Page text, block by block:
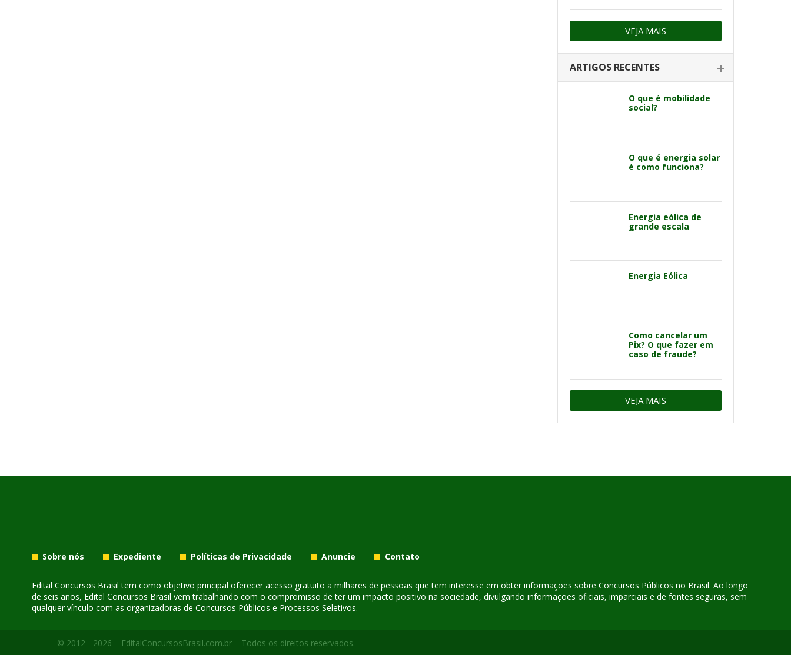
VEJA MAIS
ARTIGOS RECENTES
O que é mobilidade
social?
O que é energia solar
é como funciona?
Energia eólica de
grande escala
Energia Eólica
Como cancelar um
Pix? O que fazer em
caso de fraude?
VEJA MAIS
Sobre nós Expediente Políticas de Privacidade Anuncie Contato
Edital Concursos Brasil tem como objetivo principal oferecer acesso gratuito a milhares de pessoas que tem interesse em obter informações sobre Concursos Públicos no Brasil. Ao longo
de seis anos, Edital Concursos Brasil vem trabalhando com o compromisso de ter um impacto positivo na sociedade, divulgando informações oficiais, imparciais e de fontes seguras, sem
qualquer vínculo com as organizadoras de Concursos Públicos e Processos Seletivos.
© 2012 - 2026 – EditalConcursosBrasil.com.br – Todos os direitos reservados.